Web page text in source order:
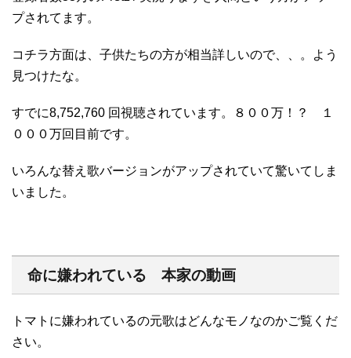
プされてます。
コチラ方面は、子供たちの方が相当詳しいので、、。よう
見つけたな。
すでに8,752,760 回視聴されています。８００万！？ １
０００万回目前です。
いろんな替え歌バージョンがアップされていて驚いてしま
いました。
命に嫌われている 本家の動画
トマトに嫌われているの元歌はどんなモノなのかご覧くだ
さい。